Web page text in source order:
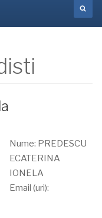
Nume: PREDESCU
ECATERINA
IONELA
Email (uri):